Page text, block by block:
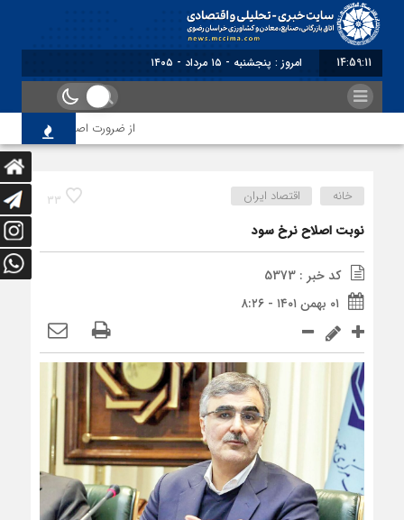
14:59:12 برابر با : Thursday - 6 August - 2026
از ضرورت اصلاح رویه‌های
33 خانه اقتصاد ایران
نوبت اصلاح نرخ سود
کد خبر : 5373
۰۱ بهمن ۱۴۰۱ - ۸:۲۶